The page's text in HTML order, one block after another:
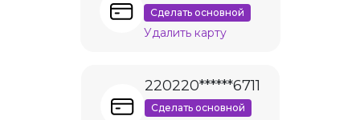
Сделать основной
Удалить карту
220220******6711
Сделать основной